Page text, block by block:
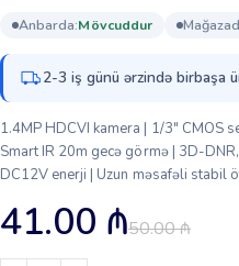
anbarda: mövcuddur
2-3 iş günü ərzində birbaşa
1.4MP HDCVI kamera | 1/3″
Smart IR 20m gecə görmə | 3D-
DC12V enerji | Uzun məsafəli stabil
50.00₼
41.00 ₼